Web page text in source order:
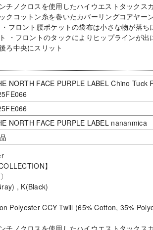
チノクロスを使用したハイウエストタックス
クコットン糸を巻いたカバーリングコアヤー
フロント腰ポケットの袋布は小さな物が落ち
・フロントのタックによりヒップラインが出
ろ中央にスリット
NORTH FACE PURPLE LABEL Chino Tuck
NORTH FACE PURPLE LABEL nananmica
】
, K(Black)
Polyester CCY Twill (65% Cotton, 35%
チノクロスを使用したハイウエストタックス